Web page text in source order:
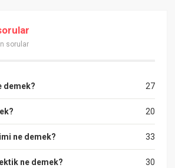
sorular
27
demek?
20
33
ne demek?
30
ne demek?